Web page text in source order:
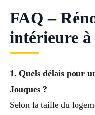
FAQ –
intérieure à
1. Quels délais pour
Jouques ?
Selon la taille du